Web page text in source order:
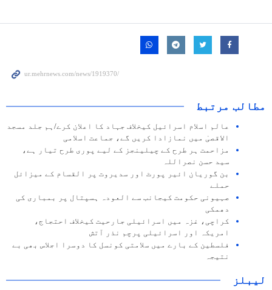
مطالب مرتبط
عالم اسلام اسرائیل کیخلاف جہاد کا اعلان کرے/ہم جلد مسجد
الاقصیٰ میں نمازادا کریں گے، جماعت اسلامی
مزاحمت ہر طرح کے چیلینجز کے لیے پوری طرح تیار ہے،
سید حسن نصراللہ
بن گوریان ائیر پورٹ اور سدیروت پر القسام کے میزائل
حملے
صہیونی حکومت کیجانب سے العودہ ہسپتال پر بمباری کی
دھمکی
کراچی، غزہ میں اسرائیلی جارحیت کیخلاف احتجاج،
امریکہ اور اسرائیلی پرچم نذر آتش
فلسطین کے بارے میں سلامتی کونسل کا دوسرا اجلاس بھی بے
نتیجہ
لیبلز